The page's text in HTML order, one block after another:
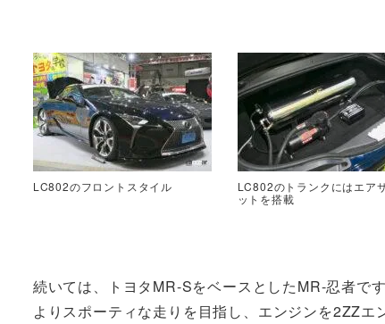
LC802のフロントスタイル
LC802のトランクにはエア
ットを搭載
続いては、トヨタMR-SをベースとしたMR-忍者で
よりスポーティな走りを目指し、エンジンを2ZZ